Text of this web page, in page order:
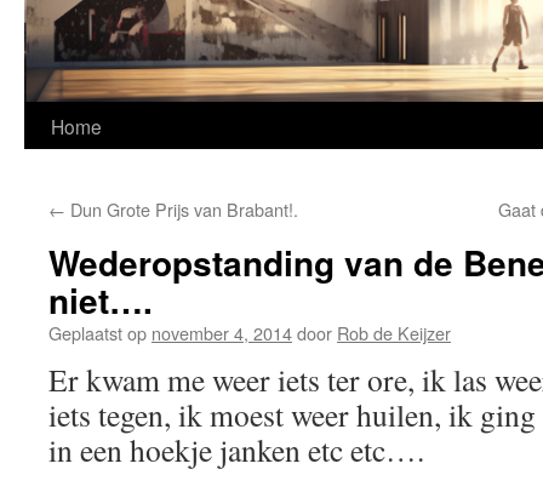
Home
← Dun Grote Prijs van Brabant!. Gaat
Wederopstanding van de
niet….
Geplaatst op november 4, 2014door Rob de Keijzer
Er kwam me weer iets ter ore, ik las
iets tegen, ik moest weer huilen, ik
in een hoekje janken etc etc….